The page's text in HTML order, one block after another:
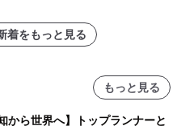
着をもっと見る
もっと見る
から世界へ】トップランナーと